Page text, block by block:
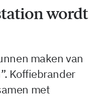
wordt
maken van
Koffiebrander
met